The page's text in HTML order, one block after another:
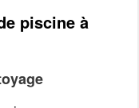
piscine à